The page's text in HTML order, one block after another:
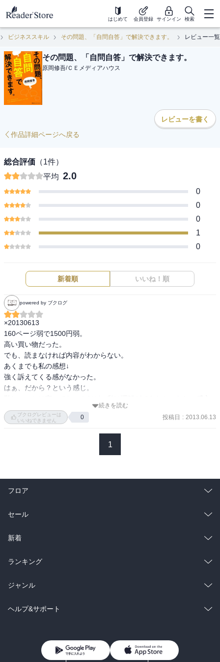
はじめて 会員登録 サインイン 検索
ビジネススキル その問題、「自問自答」で解決できます。 レビュー一覧
その問題、「自問自答」で解決できます。
原岡修吾/ＣＥメディアハウス
レビューを書く
作品詳細ページへ戻る
総合評価 （1件）
平均 2.0
0
0
0
1
0
新着順 いいね！順
powered by ブクログ
×20130613
160ページ弱で1500円弱。
高い買い物だった。
でも、読まなければ内容がわからない。
あくまでも私の感想↓
強く訴えてくる感がなかった。
はぁ、だから？という感じ。
する部分もなかった。
続きを読む
ブクログレビューは
いいねできません
0 投稿日 : 2013.06.13
1
フロア
総合
ラノベ
雑誌・グラビア
BL・TL
セール
総合
ラノベ
雑誌・グラビア
BL・TL
新着
総合
ラノベ
雑誌・グラビア
ランキング
総合
ラノベ
ジャンル
コミック
ライトノベル 男子向けラノベ
ヘルプ&サポート
よくあるご質問 お問い合わせ